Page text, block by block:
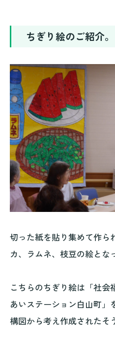
ちぎり絵のご紹介。
切った紙を貼り集めて作ら
カ、ラムネ、枝豆の絵とな
こちらのちぎり絵は「社
あいステーション白山町」
構図から考え作成されたそ